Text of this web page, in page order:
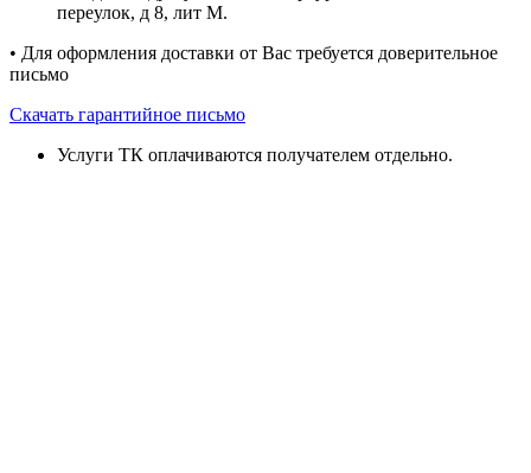
переулок, д 8, лит М.
• Для оформления доставки от Вас требуется доверительное
письмо
Скачать гарантийное письмо
Услуги ТК оплачиваются получателем отдельно.